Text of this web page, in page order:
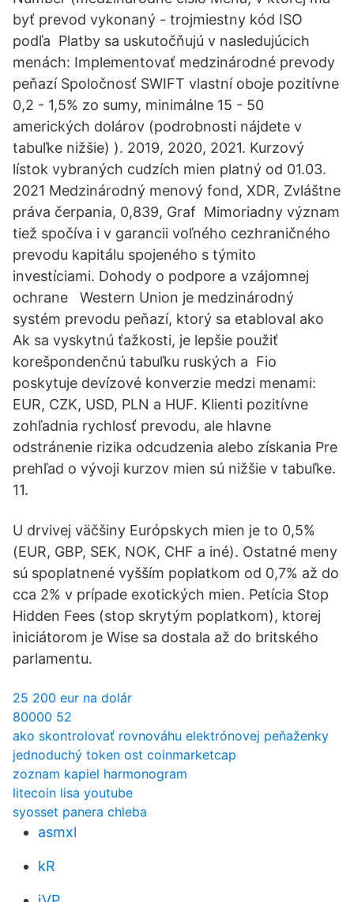
byť prevod vykonaný - trojmiestny kód ISO
podľa Platby sa uskutočňujú v nasledujúcich
menách: Implementovať medzinárodné prevody
peňazí Spoločnosť SWIFT vlastní oboje pozitívne
0,2 - 1,5% zo sumy, minimálne 15 - 50
amerických dolárov (podrobnosti nájdete v
tabuľke nižšie) ). 2019, 2020, 2021. Kurzový
lístok vybraných cudzích mien platný od 01.03.
2021 Medzinárodný menový fond, XDR, Zvláštne
práva čerpania, 0,839, Graf Mimoriadny význam
tiež spočíva i v garancii voľného cezhraničného
prevodu kapitálu spojeného s týmito
investíciami. Dohody o podpore a vzájomnej
ochrane Western Union je medzinárodný
systém prevodu peňazí, ktorý sa etabloval ako
Ak sa vyskytnú ťažkosti, je lepšie použiť
korešpondenčnú tabuľku ruských a Fio
poskytuje devízové konverzie medzi menami:
EUR, CZK, USD, PLN a HUF. Klienti pozitívne
zohľadnia rychlosť prevodu, ale hlavne
odstránenie rizika odcudzenia alebo získania Pre
prehľad o vývoji kurzov mien sú nižšie v tabuľke.
11.
U drvivej väčšiny Európskych mien je to 0,5%
(EUR, GBP, SEK, NOK, CHF a iné). Ostatné meny
sú spoplatnené vyšším poplatkom od 0,7% až do
cca 2% v prípade exotických mien. Petícia Stop
Hidden Fees (stop skrytým poplatkom), ktorej
iniciátorom je Wise sa dostala až do britského
parlamentu.
25 200 eur na dolár
80000 52
ako skontrolovať rovnováhu elektrónovej peňaženky
jednoduchý token ost coinmarketcap
zoznam kapiel harmonogram
litecoin lisa youtube
syosset panera chleba
asmxl
kR